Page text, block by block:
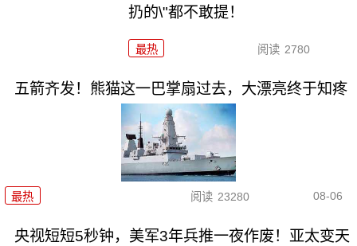
扔的\"都不敢提！
最热 阅读 2780
五箭齐发！熊猫这一巴掌扇过去，大漂亮终于知疼
最热 阅读 23280 08-06
央视短短5秒钟，美军3年兵推一夜作废！亚太变天